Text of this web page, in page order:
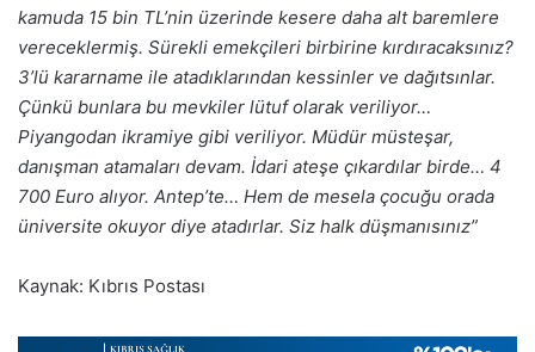
kamuda 15 bin TL’nin üzerinde kesere daha alt baremlere
vereceklermiş. Sürekli emekçileri birbirine kırdıracaksınız?
3’lü kararname ile atadıklarından kessinler ve dağıtsınlar.
Çünkü bunlara bu mevkiler lütuf olarak veriliyor…
Piyangodan ikramiye gibi veriliyor. Müdür müsteşar,
danışman atamaları devam. İdari ateşe çıkardılar birde… 4
700 Euro alıyor. Antep’te… Hem de mesela çocuğu orada
üniversite okuyor diye atadırlar. Siz halk düşmanısınız”
Kaynak: Kıbrıs Postası